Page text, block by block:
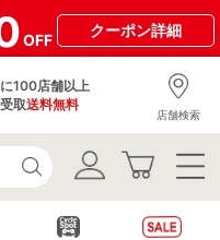
OFF
クーポン詳細
100店舗以上
取送料無料
店舗検索